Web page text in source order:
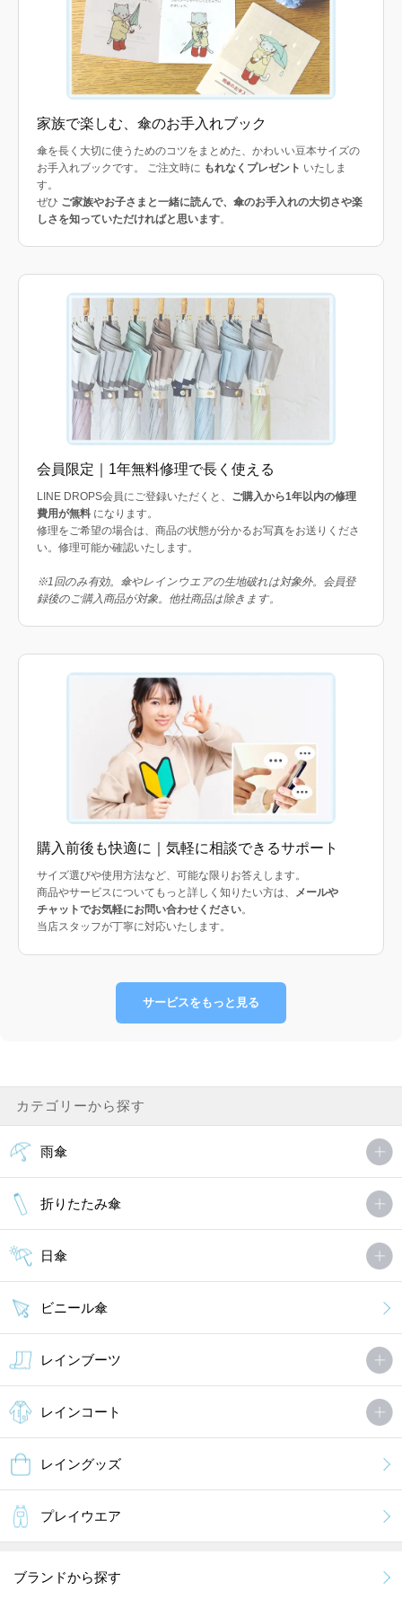
家族で楽しむ、傘のお手入れブック
傘を長く大切に使うためのコツをまとめた、かわいい豆本サイズの
お手入れブックです。 ご注文時に もれなくプレゼント いたしま
す。
ぜひ ご家族やお子さまと一緒に読んで、傘のお手入れの大切さや楽
しさを知っていただければと思います。
会員限定｜1年無料修理で長く使える
LINE DROPS会員にご登録いただくと、 ご購入から1年以内の修理
費用が無料 になります。
修理をご希望の場合は、商品の状態が分かるお写真をお送りくださ
い。修理可能か確認いたします。
※1回のみ有効。傘やレインウエアの生地破れは対象外。会員登
録後のご購入商品が対象。他社商品は除きます。
購入前後も快適に｜気軽に相談できるサポート
サイズ選びや使用方法など、可能な限りお答えします。
商品やサービスについてもっと詳しく知りたい方は、 メールや
チャットでお気軽にお問い合わせください。
当店スタッフが丁寧に対応いたします。
サービスをもっと見る
カテゴリーから探す
雨傘
折りたたみ傘
日傘
ビニール傘
レインブーツ
レインコート
レイングッズ
プレイウエア
ブランドから探す